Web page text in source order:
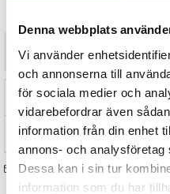
Denna webbplats
Vi använder
och annonserna till
för sociala medier och
vidarebefordrar även
information från din enhet
annons- och analysföretag
Dessa kan i sin tur
information som du har
Docka 30cm med
RECENSIONER (0)
TIPSA
FRÅGA OSS OM VARAN